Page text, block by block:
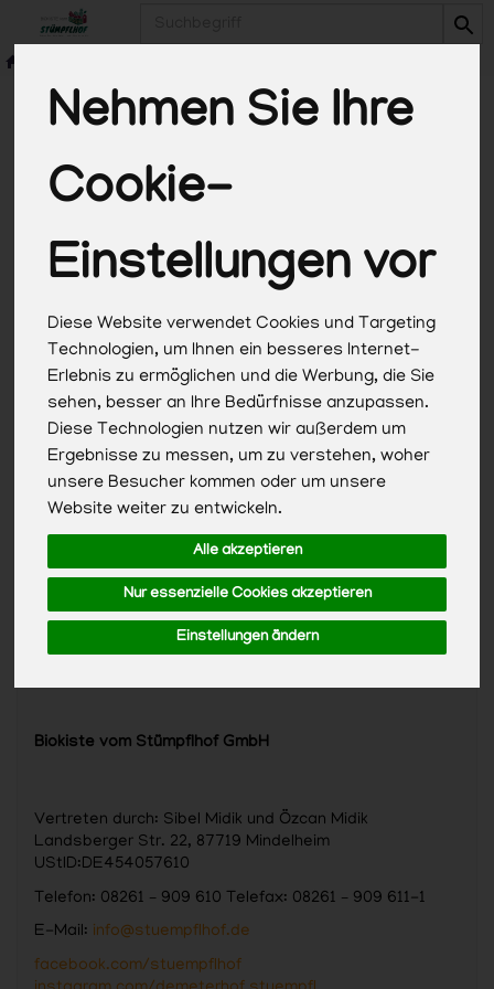
Nehmen Sie Ihre
Cookie-
Einstellungen vor
Diese Website verwendet Cookies und Targeting
Technologien, um Ihnen ein besseres Internet-
Erlebnis zu ermöglichen und die Werbung, die Sie
sehen, besser an Ihre Bedürfnisse anzupassen.
Diese Technologien nutzen wir außerdem um
Ergebnisse zu messen, um zu verstehen, woher
unsere Besucher kommen oder um unsere
Website weiter zu entwickeln.
Alle akzeptieren
Nur essenzielle Cookies akzeptieren
Einstellungen ändern
*Alle Preise in Euro (€) inkl. gesetzlicher
optionaler Servicegebühren. Weitere Informationen
finden Siehier.
Biokiste vom Stümpflhof GmbH
Vertreten durch: Sibel Midik und Özcan Midik
Landsberger Str. 22, 87719 Mindelheim
UStID:DE454057610
Telefon: 08261 – 909 610 Telefax: 08261 – 909 611-1
E-Mail: info@stuempflhof.de
facebook.com/stuempflhof